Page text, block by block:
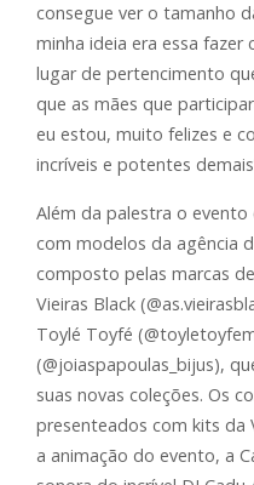
consegue ver o tamanho
minha ideia era essa fazer
lugar de pertencimento
que as mães que
eu estou, muito felizes e
incríveis e potentes
Além da palestra o
com modelos da agência
composto pelas marcas
Vieiras Black
Toylé Toyfé
(@joiaspapoulas_bijus),
suas novas coleções. Os
presenteados com kits da
a animação do evento, a